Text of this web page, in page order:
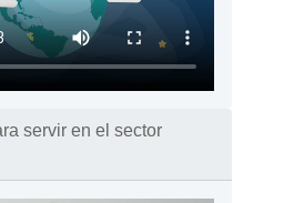
servir en el sector